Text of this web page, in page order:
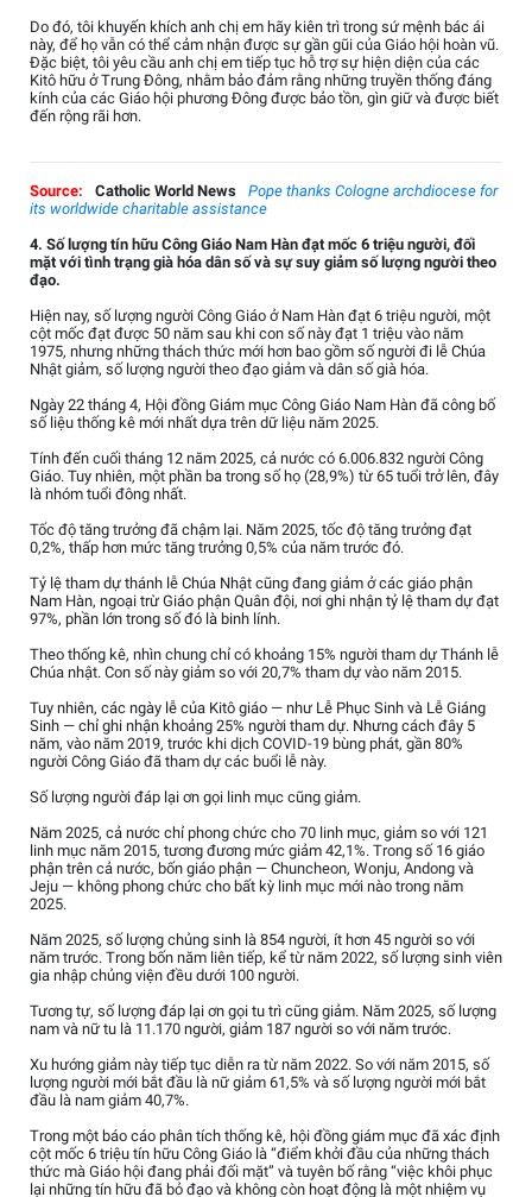
Do đó, tôi khuyến khích anh chị em hãy kiên trì trong sứ mệnh bác ái
này, để họ vẫn có thể cảm nhận được sự gần gũi của Giáo hội hoàn vũ.
Đặc biệt, tôi yêu cầu anh chị em tiếp tục hỗ trợ sự hiện diện của các
Kitô hữu ở Trung Đông, nhằm bảo đảm rằng những truyền thống đáng
kính của các Giáo hội phương Đông được bảo tồn, gìn giữ và được biết
đến rộng rãi hơn.
Source: Catholic World News
Pope thanks Cologne archdiocese for
its worldwide charitable assistance
4. Số lượng tín hữu Công Giáo Nam Hàn đạt mốc 6 triệu người, đối
mặt với tình trạng già hóa dân số và sự suy giảm số lượng người theo
đạo.
Hiện nay, số lượng người Công Giáo ở Nam Hàn đạt 6 triệu người, một
cột mốc đạt được 50 năm sau khi con số này đạt 1 triệu vào năm
1975, nhưng những thách thức mới hơn bao gồm số người đi lễ Chúa
Nhật giảm, số lượng người theo đạo giảm và dân số già hóa.
Ngày 22 tháng 4, Hội đồng Giám mục Công Giáo Nam Hàn đã công bố
số liệu thống kê mới nhất dựa trên dữ liệu năm 2025.
Tính đến cuối tháng 12 năm 2025, cả nước có 6.006.832 người Công
Giáo. Tuy nhiên, một phần ba trong số họ (28,9%) từ 65 tuổi trở lên, đây
là nhóm tuổi đông nhất.
Tốc độ tăng trưởng đã chậm lại. Năm 2025, tốc độ tăng trưởng đạt
0,2%, thấp hơn mức tăng trưởng 0,5% của năm trước đó.
Tỷ lệ tham dự thánh lễ Chúa Nhật cũng đang giảm ở các giáo phận
Nam Hàn, ngoại trừ Giáo phận Quân đội, nơi ghi nhận tỷ lệ tham dự đạt
97%, phần lớn trong số đó là binh lính.
Theo thống kê, nhìn chung chỉ có khoảng 15% người tham dự Thánh lễ
Chúa nhật. Con số này giảm so với 20,7% tham dự vào năm 2015.
Tuy nhiên, các ngày lễ của Kitô giáo — như Lễ Phục Sinh và Lễ Giáng
Sinh — chỉ ghi nhận khoảng 25% người tham dự. Nhưng cách đây 5
năm, vào năm 2019, trước khi dịch COVID-19 bùng phát, gần 80%
người Công Giáo đã tham dự các buổi lễ này.
Số lượng người đáp lại ơn gọi linh mục cũng giảm.
Năm 2025, cả nước chỉ phong chức cho 70 linh mục, giảm so với 121
linh mục năm 2015, tương đương mức giảm 42,1%. Trong số 16 giáo
phận trên cả nước, bốn giáo phận — Chuncheon, Wonju, Andong và
Jeju — không phong chức cho bất kỳ linh mục mới nào trong năm
2025.
Năm 2025, số lượng chủng sinh là 854 người, ít hơn 45 người so với
năm trước. Trong bốn năm liên tiếp, kể từ năm 2022, số lượng sinh viên
gia nhập chủng viện đều dưới 100 người.
Tương tự, số lượng đáp lại ơn gọi tu trì cũng giảm. Năm 2025, số lượng
nam và nữ tu là 11.170 người, giảm 187 người so với năm trước.
Xu hướng giảm này tiếp tục diễn ra từ năm 2022. So với năm 2015, số
lượng người mới bắt đầu là nữ giảm 61,5% và số lượng người mới bắt
đầu là nam giảm 40,7%.
Trong một báo cáo phân tích thống kê, hội đồng giám mục đã xác định
cột mốc 6 triệu tín hữu Công Giáo là “điểm khởi đầu của những thách
thức mà Giáo hội đang phải đối mặt” và tuyên bố rằng “việc khôi phục
lại những tín hữu đã bỏ đạo và không còn hoạt động là một nhiệm vụ